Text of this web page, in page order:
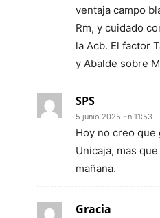
ventaja campo
Rm, y cuidado
la Acb. El factor
y Abalde sobre
SPS
5 junio 2025 En 11:53
Hoy no creo que
Unicaja, mas
mañana.
Gracia